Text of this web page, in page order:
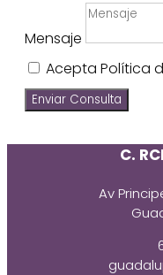
Mensaje
Acepta Política
Enviar Consulta
C.
Av